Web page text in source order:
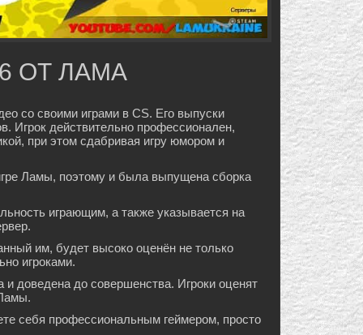
ОТ ЛАМА
со своими играми в CS. Его выпуски
Игрок действительно профессионален,
при этом сдабривая игру юмором и
Ламы, поэтому и была выпущена сборка
играющим, а также указывается на
им, будет высоко оценён не только
игроками.
и доведена до совершенства. Игроки оценят
себя профессиональным геймером, просто